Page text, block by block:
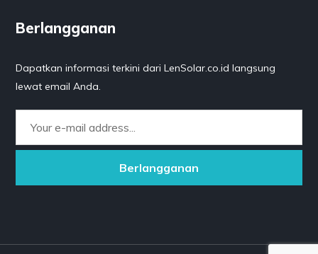
Berlangganan
Dapatkan informasi terkini dari LenSolar.co.id langsung
lewat email Anda.